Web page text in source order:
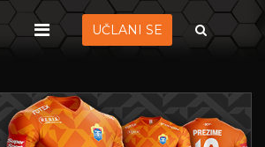
UČLANI SE